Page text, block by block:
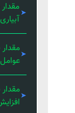
آبیاری